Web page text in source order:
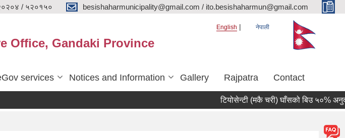
/ ५२०१५० besishaharmunicipality@gmail.com / ito.besishaharmun@gmail.com
Office, Gandaki Province
English नेपाली
services Notices and Information Gallery Rajpatra Contact
टियोसेन्टी (मकै चरी) घाँसको बिउ ५०%